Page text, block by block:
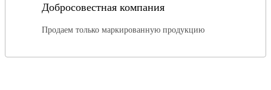
Добросовестная компания
Продаем только маркированную продукцию